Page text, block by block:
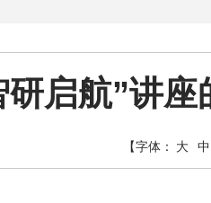
启航”讲座
【字体： 大 中